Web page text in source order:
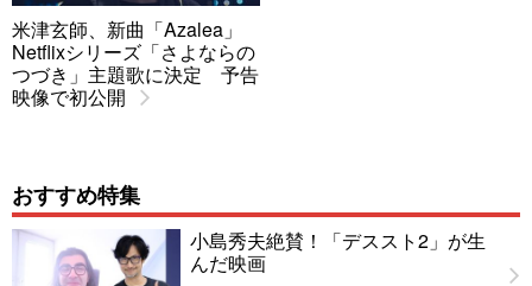
米津玄師、新曲「Azalea」
Netflixシリーズ「さよならの
つづき」主題歌に決定 予告
映像で初公開
おすすめ特集
小島秀夫絶賛！「デススト2」が生
んだ映画